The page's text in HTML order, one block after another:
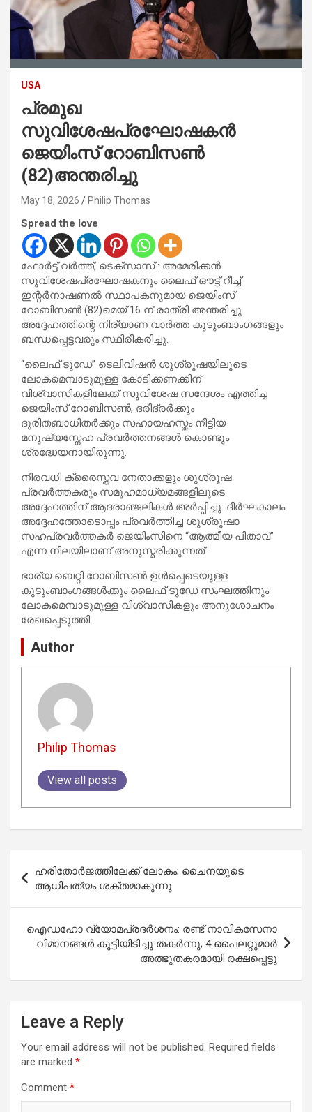
USA
പ്രമുഖ
സുവിശേഷപ്രഘോഷകൻ
ജെയിംസ് റോബിസൺ
(82)അന്തരിച്ചു
May 18, 2026 Philip Thomas
Spread the love
ഫോർട്ട് വർത്ത്, ടെക്സാസ് : അമേരിക്കൻ
സുവിശേഷപ്രഘോഷകനും ലൈഫ് ഔട്ട് റീച്ച്
ഇന്റർനാഷണൽ സ്ഥാപകനുമായ ജെയിംസ്
റോബിസൺ (82)മെയ് 16 ന് രാത്രി അന്തരിച്ചു.
അദ്ദേഹത്തിന്റെ നിര്യാണ വാർത്ത കുടുംബാംഗങ്ങളും
ബന്ധപ്പെട്ടവരും സ്ഥിരീകരിച്ചു.
“ലൈഫ് ടുഡേ” ടെലിവിഷൻ ശുശ്രൂഷയിലൂടെ
ലോകമെമ്പാടുമുള്ള കോടിക്കണക്കിന്
വിശ്വാസികളിലേക്ക് സുവിശേഷ സന്ദേശം എത്തിച്ച
ജെയിംസ് റോബിസൺ, ദരിദ്രർക്കും
ദുരിതബാധിതർക്കും സഹായഹസ്തം നീട്ടിയ
മനുഷ്യസ്നേഹ പ്രവർത്തനങ്ങൾ കൊണ്ടും
ശ്രദ്ധേയനായിരുന്നു.
നിരവധി ക്രൈസ്തവ നേതാക്കളും ശുശ്രൂഷ
പ്രവർത്തകരും സമൂഹമാധ്യമങ്ങളിലൂടെ
അദ്ദേഹത്തിന് ആദരാഞ്ജലികൾ അർപ്പിച്ചു. ദീർഘകാലം
അദ്ദേഹത്തോടൊപ്പം പ്രവർത്തിച്ച ശുശ്രൂഷാ
സഹപ്രവർത്തകർ ജെയിംസിനെ “ആത്മീയ പിതാവ്”
എന്ന നിലയിലാണ് അനുസ്മരിക്കുന്നത്.
ഭാര്യ ബെറ്റി റോബിസൺ ഉൾപ്പെടെയുള്ള
കുടുംബാംഗങ്ങൾക്കും ലൈഫ് ടുഡേ സംഘത്തിനും
ലോകമെമ്പാടുമുള്ള വിശ്വാസികളും അനുശോചനം
രേഖപ്പെടുത്തി.
Author
Philip Thomas
View all posts
navigation
ഹരിതോർജത്തിലേക്ക് ലോകം; ചൈനയുടെ
ആധിപത്യം ശക്തമാകുന്നു
ഐഡഹോ വ്യോമപ്രദർശനം: രണ്ട് നാവികസേനാ
വിമാനങ്ങൾ കൂട്ടിയിടിച്ചു തകർന്നു; 4 പൈലറ്റുമാർ
അത്ഭുതകരമായി രക്ഷപ്പെട്ടു
Leave a Reply
Your email address will not be published. Required fields
are marked *
Comment *